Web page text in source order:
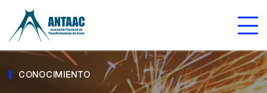
CONOCIMIENTO